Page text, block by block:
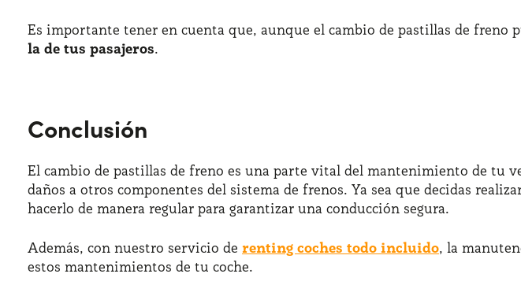
Es importante tener en cuenta que, aunque el cambio de pastillas de freno
la de tus pasajeros.
Conclusión
El cambio de pastillas de freno es una parte vital del mantenimiento de tu
daños a otros componentes del sistema de frenos. Ya sea que decidas
hacerlo de manera regular para garantizar una conducción segura.
Además, con nuestro servicio de renting coches todo incluido, la
estos mantenimientos de tu coche.